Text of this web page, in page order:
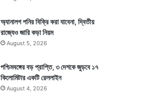
অ্যানালগ পনির বিক্রি করা যাবেনা, দ্বিতীয়
রাজ্যেও জারি কড়া নিয়ম
August 5, 2026
পশ্চিমবঙ্গের বড় প্রাপ্তি, ৩ দেশকে জুড়বে ১৭
কিলোমিটার একটি রেললাইন
August 4, 2026